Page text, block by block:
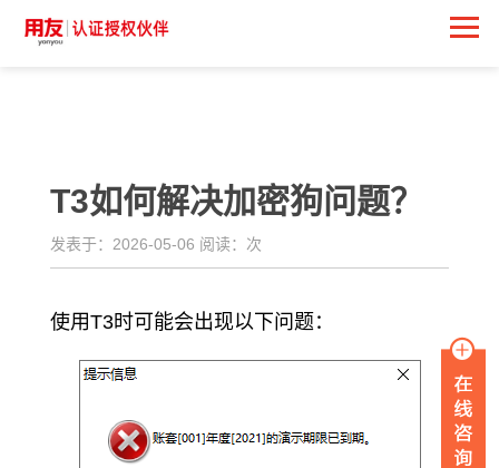
T3如何解决加密狗问题？
发表于：2026-05-06 阅读： 次
使用T3时可能会出现以下问题：